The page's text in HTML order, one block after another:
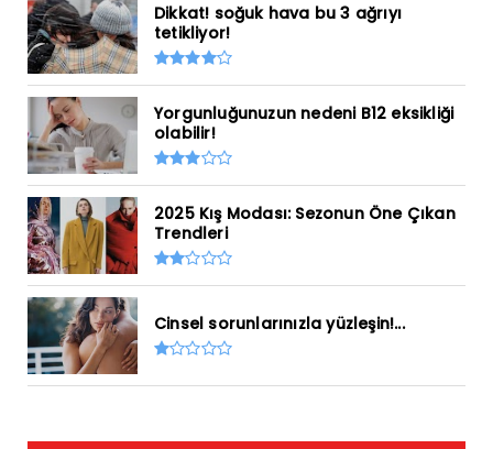
Dikkat! soğuk hava bu 3 ağrıyı
tetikliyor!
Yorgunluğunuzun nedeni B12 eksikliği
olabilir!
2025 Kış Modası: Sezonun Öne Çıkan
Trendleri
Cinsel sorunlarınızla yüzleşin!...